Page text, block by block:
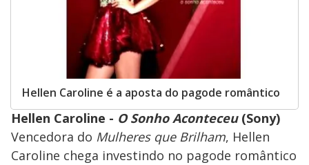
Hellen Caroline é a aposta do pagode romântico
Hellen Caroline - O Sonho Aconteceu(Sony)
Vencedora do Mulheres que Brilham, Hellen
Caroline chega investindo no pagode romântico